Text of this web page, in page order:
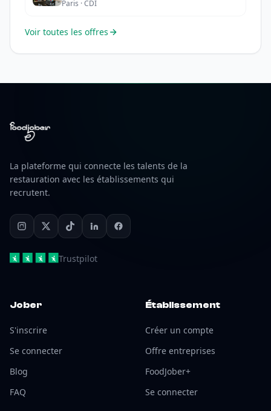
Paris · CDI
Voir toutes les offres
La plateforme qui connecte les talents de la
restauration avec les établissements qui
recrutent.
Trustpilot
Jober
S'inscrire
Se connecter
Blog
FAQ
Établissement
Créer un compte
Offre entreprises
FoodJober+
Se connecter